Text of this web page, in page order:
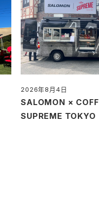
SALOMON ×
SUPREME
2026年8月4日